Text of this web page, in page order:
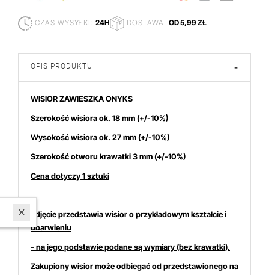
CZAS WYSYŁKI: 24H DOSTAWA: OD 5,99 ZŁ
OPIS PRODUKTU -
WISIOR ZAWIESZKA ONYKS
Szerokość wisiora ok. 18 mm(+/-10%)
Wysokość wisiora ok. 27mm (+/-10%)
Szerokość otworu krawatki 3 mm (+/-10%)
Cena dotyczy 1 sztuki
Zdjęcie przedstawia wisior o przykładowym kształcie i
ubarwieniu
- na jego podstawie podane są wymiary (bez krawatki).
Zakupiony wisior może odbiegać od przedstawionego na
W ostatnich 7 dniach produktem interesuje się20osób.